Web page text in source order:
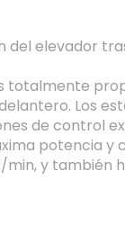
elevador
Los
de control
potencia y
y